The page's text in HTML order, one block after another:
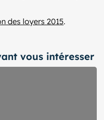
des loyers 2015.
vous intéresser